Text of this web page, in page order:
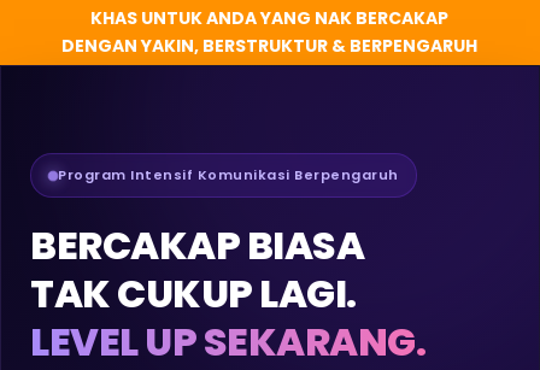
KHAS UNTUK ANDA YANG NAK BERCAKAP
DENGAN YAKIN, BERSTRUKTUR & BERPENGARUH
Program Intensif Komunikasi Berpengaruh
BERCAKAP BIASA
TAK CUKUP LAGI.
LEVEL UP SEKARANG.